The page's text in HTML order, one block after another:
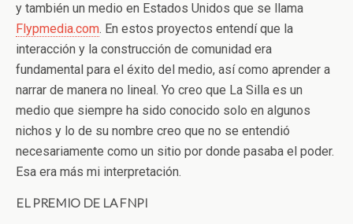
y también un medio en Estados Unidos que se llama
Flypmedia.com. En estos proyectos entendí que la
interacción y la construcción de comunidad era
fundamental para el éxito del medio, así como aprender a
narrar de manera no lineal. Yo creo que La Silla es un
medio que siempre ha sido conocido solo en algunos
nichos y lo de su nombre creo que no se entendió
necesariamente como un sitio por donde pasaba el poder.
Esa era más mi interpretación.
EL PREMIO DE LA FNPI